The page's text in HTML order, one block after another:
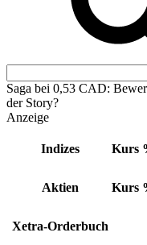
Saga bei 0,53 CAD:
der Story?
Anzeige
Indizes Kurs
Aktien Kurs
Xetra-Orderbuch